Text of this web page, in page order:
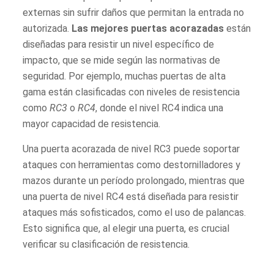
externas sin sufrir daños que permitan la entrada no
autorizada. Las mejores puertas acorazadas están
diseñadas para resistir un nivel específico de
impacto, que se mide según las normativas de
seguridad. Por ejemplo, muchas puertas de alta
gama están clasificadas con niveles de resistencia
comoRC3 oRC4, donde el nivel RC4 indica una
mayor capacidad de resistencia.
Una puerta acorazada de nivel RC3 puede soportar
ataques con herramientas como destornilladores y
mazos durante un período prolongado, mientras que
una puerta de nivel RC4 está diseñada para resistir
ataques más sofisticados, como el uso de palancas.
Esto significa que, al elegir una puerta, es crucial
verificar su clasificación de resistencia.